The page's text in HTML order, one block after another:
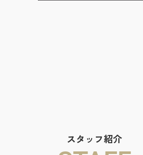
スタッフ紹介